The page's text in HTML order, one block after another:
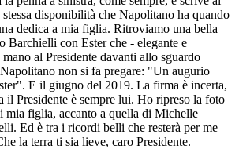
disponibilità che Napolitano ha quando
dedica a mia figlia. Ritroviamo una bella
Barchielli con Ester che - elegante e
al Presidente davanti allo sguardo
non si fa pregare: "Un augurio
E il giugno del 2019. La firma è incerta,
il Presidente è sempre lui. Ho ripreso la foto
mia figlia, accanto a quella di Michelle
Ed è tra i ricordi belli che resterà per me
la terra ti sia lieve, caro Presidente.